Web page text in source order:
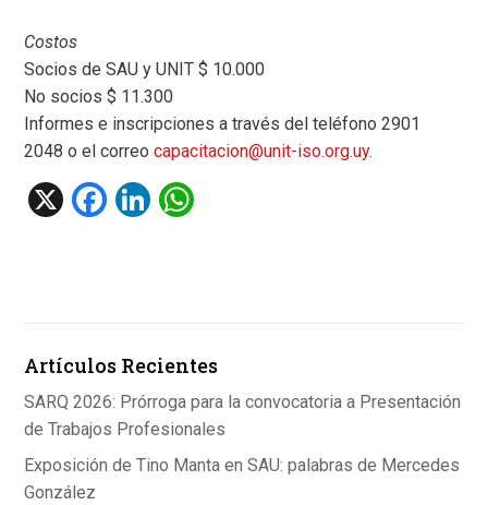
Costos
Socios de SAU y UNIT $ 10.000
No socios $ 11.300
Informes e inscripciones a través del teléfono 2901
2048 o el correocapacitacion@unit-iso.org.uy.
X
F
o
k
Li
p
p
Artículos Recientes
SARQ 2026: Prórroga para la convocatoria a Presentación
de Trabajos Profesionales
Exposición de Tino Manta en SAU: palabras de Mercedes
González